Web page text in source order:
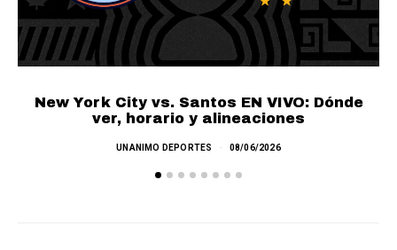
New York City vs. Santos EN VIVO: Dónde
ver, horario y alineaciones
UNANIMO DEPORTES 08/06/2026